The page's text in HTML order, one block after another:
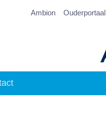
Ambion Ouderportaal